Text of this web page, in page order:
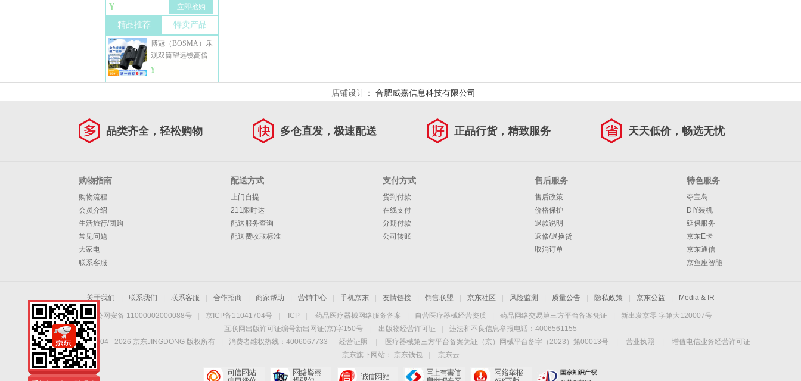
¥ 立即抢购
精品推荐 特卖产品
博冠（BOSMA）乐
观双筒望远镜高倍
高清防水防雾微光
夜视手机拍 乐观II
¥
店铺设计： 合肥威嘉信息科技有限公司
品类齐全，轻松购物 多仓直发，极速配送 正品行货，精致服务 天天低价，畅选无忧
购物指南
购物流程
会员介绍
生活旅行/团购
常见问题
大家电
联系客服
配送方式
上门自提
211限时达
配送服务查询
配送费收取标准
支付方式
货到付款
在线支付
分期付款
公司转账
售后服务
售后政策
价格保护
退款说明
返修/退换货
取消订单
特色服务
夺宝岛
DIY装机
延保服务
京东E卡
京东通信
京鱼座智能
关于我们 联系我们 联系客服 合作招商 商家帮助 营销中心 手机京东 友情链接 销售联盟 京东社区 风险监测 质量公告 隐私政策 京东公益 Media & IR
京公网安备 11000002000088号 京ICP备11041704号 ICP 药品医疗器械网络服务备案 自营医疗器械经营资质 药品网络交易第三方平台备案凭证
新出发京零 字第大120007号
互联网出版许可证编号新出网证(京)字150号
出版物经营许可证
违法和不良信息举报电话：4006561155
Copyright © 2004 - 2026 京东JINGDONG 版权所有 消费者维权热线：4006067733 经营证照 医疗器械第三方平台备案凭证（京）网械平台备字（2023）第00013号 营业执照
增值电信业务经营许可证
京东旗下网站：
京东钱包
京东云
手机扫一扫，劲爆优
惠触手可得！